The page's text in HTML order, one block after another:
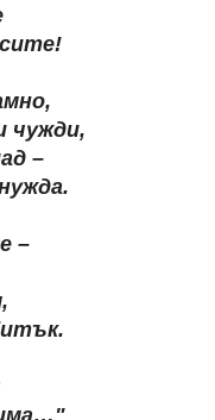
чужди,
–
–